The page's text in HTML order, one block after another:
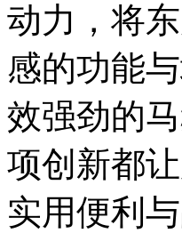
动力，将
感的功能
效强劲的
项创新都
实用便利